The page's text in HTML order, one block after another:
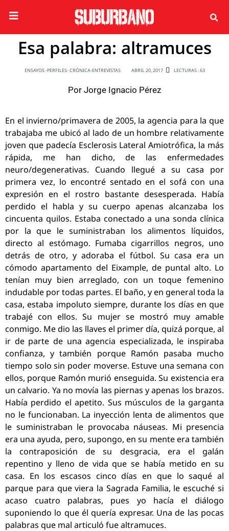
Esa palabra: altramuces
ENSAYOS -PERFILES- CRÓNICA-ENTREVISTAS ABRIL 20, 2017 LECTURAS : 63
Por Jorge Ignacio Pérez
En el invierno/primavera de 2005, la agencia para la que
trabajaba me ubicó al lado de un hombre relativamente
joven que padecía Esclerosis Lateral Amiotrófica, la más
rápida, me han dicho, de las enfermedades
neuro/degenerativas. Cuando llegué a su casa por
primera vez, lo encontré sentado en el sofá con una
expresión en el rostro bastante desesperada. Había
perdido el habla y su cuerpo apenas alcanzaba los
cincuenta quilos. Estaba conectado a una sonda clínica
por la que le suministraban los alimentos líquidos,
directo al estómago. Fumaba cigarrillos negros, uno
detrás de otro, y adoraba el fútbol. Su casa era un
cómodo apartamento del Eixample, de puntal alto. Lo
tenían muy bien arreglado, con un toque femenino
indudable por todas partes. El baño, y en general toda la
casa, estaba impoluto siempre, durante los días en que
trabajé con ellos. Su mujer se mostró muy amable
conmigo. Me dio las llaves el primer día, quizá porque, al
ir de parte de una agencia especializada, le inspiraba
confianza, y también porque Ramón pasaba mucho
tiempo solo sin poder moverse. Estuve una semana con
ellos, porque Ramón murió enseguida. Su existencia era
un calvario. Ya no movía las piernas y apenas los brazos.
Había perdido el apetito. Sus músculos de la garganta
no le funcionaban. La inyección lenta de alimentos que
le suministraban le provocaba náuseas. Mi presencia
era una ayuda, pero, supongo, en su mente era también
la contraposición de su desgracia, era el galán
repentino y lleno de vida que se había metido en su
casa. En los escasos cinco días en que lo saqué al
parque para que viera la Sagrada Familia, le escuché si
acaso cuatro palabras, pues yo hacía el diálogo
suponiendo lo que él quería expresar. Una de las pocas
palabras que mal articuló fue altramuces.